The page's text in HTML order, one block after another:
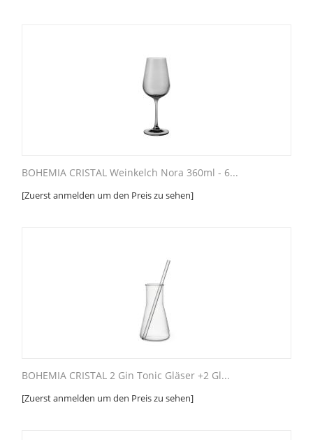
BOHEMIA CRISTAL Weinkelch Nora 360ml - 6...
[Zuerst anmelden um den Preis zu sehen]
BOHEMIA CRISTAL 2 Gin Tonic Gläser +2 Gl...
[Zuerst anmelden um den Preis zu sehen]